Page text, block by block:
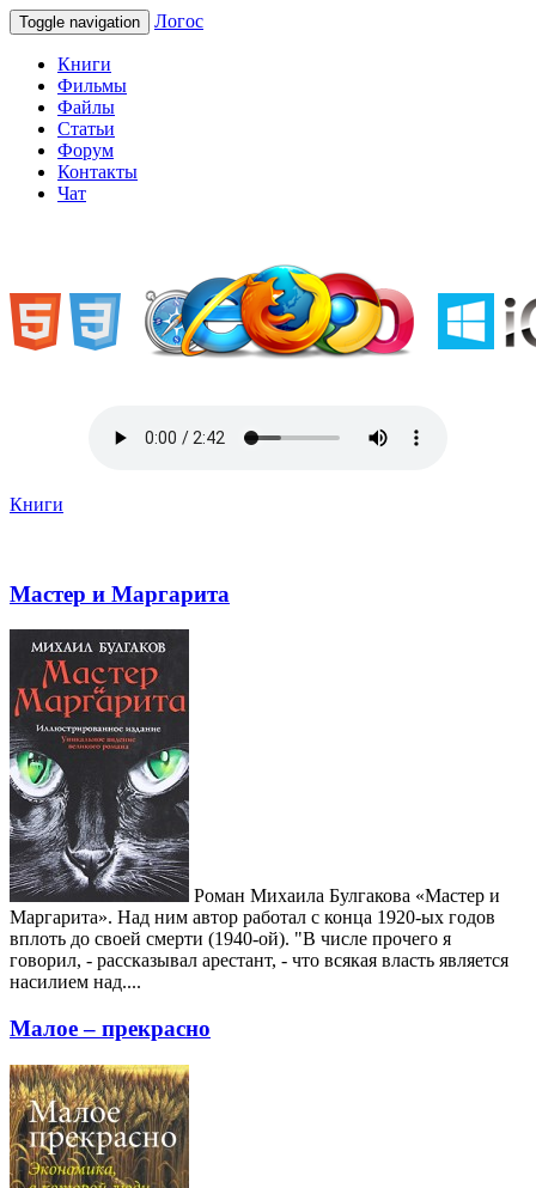
Toggle navigation Логос
Книги
Фильмы
Файлы
Статьи
Форум
Контакты
Чат
Книги
Мастер и Маргарита
Роман Михаила Булгакова «Мастер и
Маргарита». Над ним автор работал с конца 1920-ых годов
вплоть до своей смерти (1940-ой). "В числе прочего я
говорил, - рассказывал арестант, - что всякая власть является
насилием над....
Малое – прекрасно